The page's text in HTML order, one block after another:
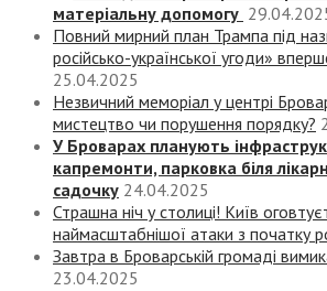
матеріальну допомогу
Повний мирний план Трампа під
російсько-української угоди»
25.04.2025
Незвичний меморіал у центрі
мистецтво чи порушення порядку?
У Броварах планують
капремонти, парковка біля
садочку 24.04.2025
Страшна ніч у столиці! Київ
наймасштабнішої атаки з початку
Завтра в Броварській громаді
23.04.2025